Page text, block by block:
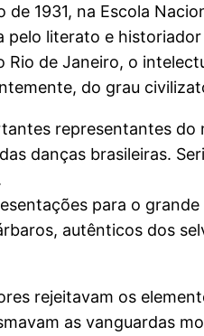
de 1931, na Escola
pelo literato e
Rio de Janeiro, o
do grau
representantes
danças brasileiras.
para o
autênticos dos
rejeitavam os
as vanguardas